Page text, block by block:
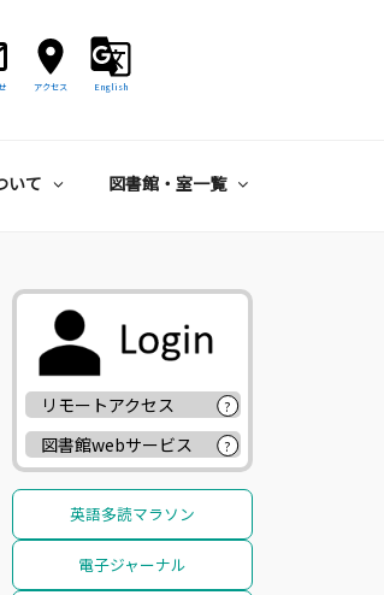
アクセス English
いて 図書館・室一覧
リモートアクセス ?
図書館webサービス ?
英語多読マラソン
電子ジャーナル